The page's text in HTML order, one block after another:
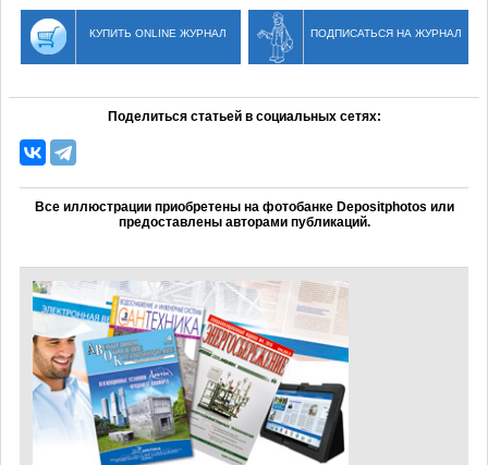
КУПИТЬ ONLINE ЖУРНАЛ ПОДПИСАТЬСЯ НА ЖУРНАЛ
Поделиться статьей в социальных сетях:
Все иллюстрации приобретены на фотобанке Depositphotos или
предоставлены авторами публикаций.